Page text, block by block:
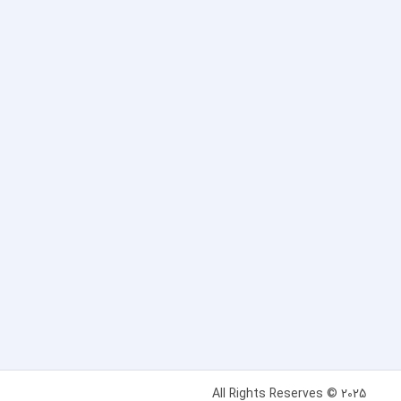
All Rights Reserves © 2025